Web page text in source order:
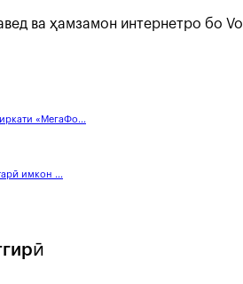
ва ҳамзамон интернетро бо
«МегаФо...
имкон ...